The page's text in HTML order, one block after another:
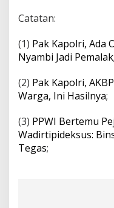
Catatan:
(1) Pak Kapolri, Ada
Nyambi Jadi Pemalak;
(2) Pak Kapolri,
Warga, Ini Hasilnya;
(3) PPWI Bertemu
Wadirtipideksus:
Tegas;